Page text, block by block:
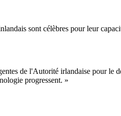
sont célèbres pour leur
de l'Autorité irlandaise pour le
progressent. »